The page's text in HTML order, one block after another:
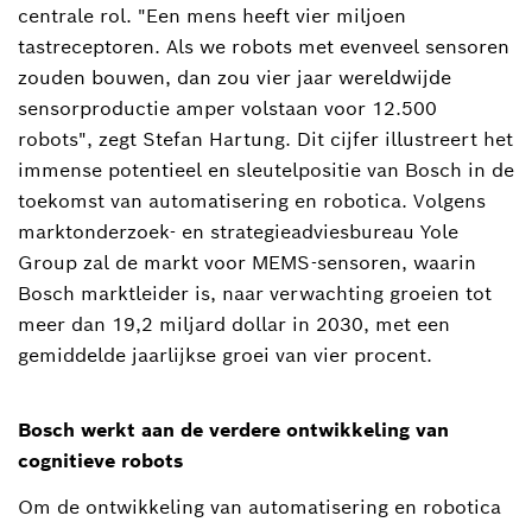
centrale rol. "Een mens heeft vier miljoen
tastreceptoren. Als we robots met evenveel sensoren
zouden bouwen, dan zou vier jaar wereldwijde
sensorproductie amper volstaan voor 12.500
robots", zegt Stefan Hartung. Dit cijfer illustreert het
immense potentieel en sleutelpositie van Bosch in de
toekomst van automatisering en robotica. Volgens
marktonderzoek- en strategieadviesbureau Yole
Group zal de markt voor MEMS-sensoren, waarin
Bosch marktleider is, naar verwachting groeien tot
meer dan 19,2 miljard dollar in 2030, met een
gemiddelde jaarlijkse groei van vier procent.
Bosch werkt aan de verdere ontwikkeling van
cognitieve robots
Om de ontwikkeling van automatisering en robotica